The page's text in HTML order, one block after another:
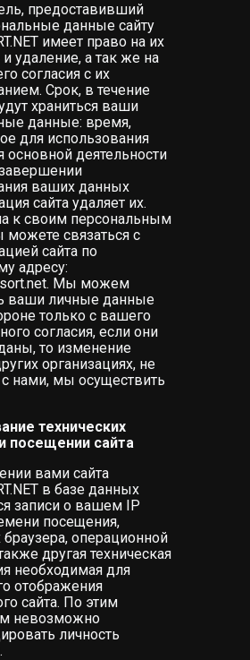
предоставивший
данные сайту
имеет право на их
удаление, а так же на
согласия с их
Срок, в течение
храниться ваши
данные: время,
для использования
основной деятельности
ваших данных
сайта удаляет их.
к своим персональным
связаться с
сайта по
адресу:
Мы можем
ваши личные данные
только с вашего
согласия, если они
то изменение
организациях, не
нами, мы осуществить
технических
посещении сайта
вами сайта
в базе данных
записи о вашем IP
посещения,
браузера, операционной
другая техническая
необходимая для
отображения
сайта. По этим
невозможно
личность